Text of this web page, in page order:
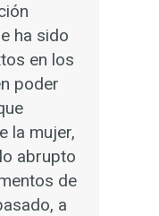
ha sido
en los
poder
la mujer,
abrupto
de
a